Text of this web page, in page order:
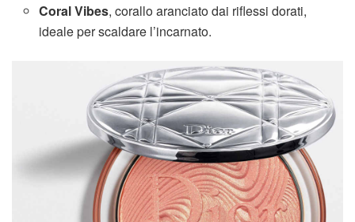
Coral Vibes, corallo aranciato dai riflessi dorati,
ideale per scaldare l’incarnato.